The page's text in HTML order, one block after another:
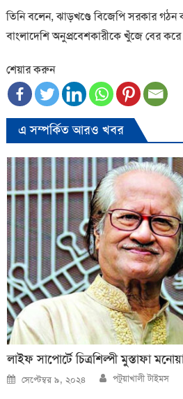
তিনি বলেন, ঝাড়খণ্ডে বিজেপি সরকার গঠন
বাংলাদেশি অনুপ্রবেশকারীকে খুঁজে বের
শেয়ার করুন
এ সম্পর্কিত আরও খবর
লাইফ সাপোর্টে চিত্রশিল্পী মুস্তাফা
Posted
on
সেপ্টেম্বর ৯, ২০২৪ Author
পটুয়াখালী টাইমস